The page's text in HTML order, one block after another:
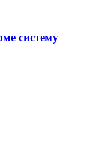
систему